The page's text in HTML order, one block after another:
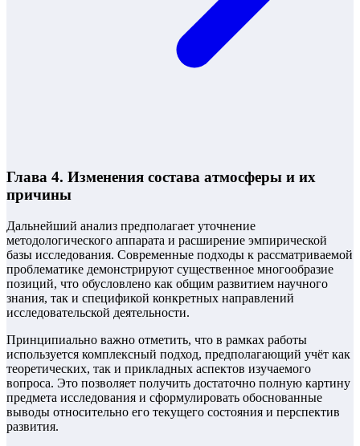
Глава 4. Изменения состава атмосферы и их
причины
Дальнейший анализ предполагает уточнение
методологического аппарата и расширение эмпирической
базы исследования. Современные подходы к рассматриваемой
проблематике демонстрируют существенное многообразие
позиций, что обусловлено как общим развитием научного
знания, так и спецификой конкретных направлений
исследовательской деятельности.
Принципиально важно отметить, что в рамках работы
используется комплексный подход, предполагающий учёт как
теоретических, так и прикладных аспектов изучаемого
вопроса. Это позволяет получить достаточно полную картину
предмета исследования и сформулировать обоснованные
выводы относительно его текущего состояния и перспектив
развития.